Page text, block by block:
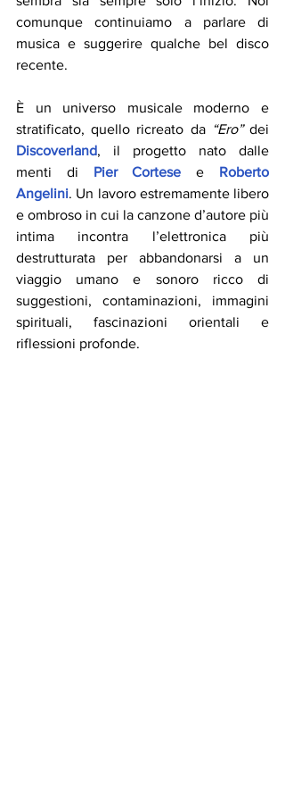
comunque continuiamo a parlare di
musica e suggerire qualche bel disco
recente.
È un universo musicale moderno e
stratificato, quello ricreato da “Ero”
Discoverland, il progetto nato dalle
menti di Pier Cortese e Roberto
Angelini. Un lavoro estremamente libero
e ombroso in cui la canzone d’autore più
intima incontra l’elettronica più
destrutturata per abbandonarsi a un
viaggio umano e sonoro ricco di
suggestioni, contaminazioni, immagini
spirituali, fascinazioni orientali e
riflessioni profonde.